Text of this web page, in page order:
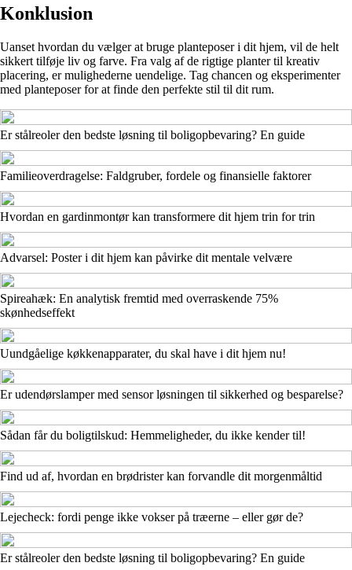
Konklusion
Uanset hvordan du vælger at bruge planteposer i dit hjem, vil de helt
sikkert tilføje liv og farve. Fra valg af de rigtige planter til kreativ
placering, er mulighederne uendelige. Tag chancen og eksperimenter
med planteposer for at finde den perfekte stil til dit rum.
Er stålreoler den bedste løsning til boligopbevaring? En guide
Familieoverdragelse: Faldgruber, fordele og finansielle faktorer
Hvordan en gardinmontør kan transformere dit hjem trin for trin
Advarsel: Poster i dit hjem kan påvirke dit mentale velvære
Spireahæk: En analytisk fremtid med overraskende 75%
skønhedseffekt
Uundgåelige køkkenapparater, du skal have i dit hjem nu!
Er udendørslamper med sensor løsningen til sikkerhed og besparelse?
Sådan får du boligtilskud: Hemmeligheder, du ikke kender til!
Find ud af, hvordan en brødrister kan forvandle dit morgenmåltid
Lejecheck: fordi penge ikke vokser på træerne – eller gør de?
Er stålreoler den bedste løsning til boligopbevaring? En guide